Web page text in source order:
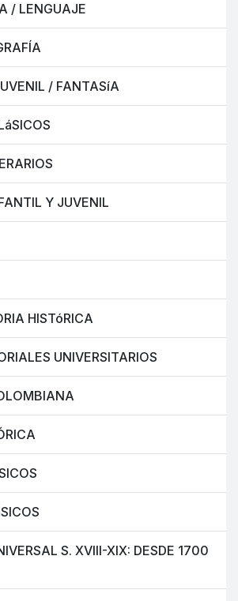
/ LENGUAJE
/ FANTASíA
Y JUVENIL
HISTóRICA
UNIVERSITARIOS
S. XVIII-XIX: DESDE 1700